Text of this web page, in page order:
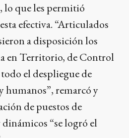
lo que les permitió
efectiva. “Articulados
a disposición los
en Territorio, de Control
el despliegue de
humanos”, remarcó y
de puestos de
“se logró el